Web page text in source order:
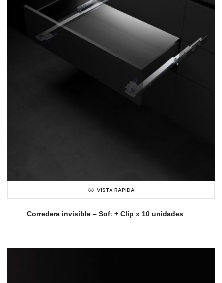
VISTA RAPIDA
Corredera invisible – Soft + Clip x 10 unidades